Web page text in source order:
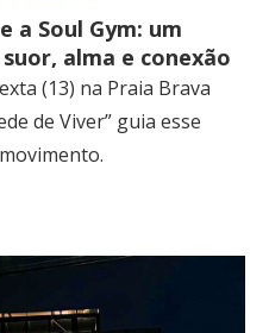
a Soul Gym: um
alma e conexão
(13) na Praia Brava
de Viver” guia esse